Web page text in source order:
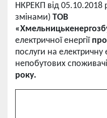
НКРЕКП від 05.10.2018
змінами) ТОВ
електричної енергії
послуги на
непобутових
року.